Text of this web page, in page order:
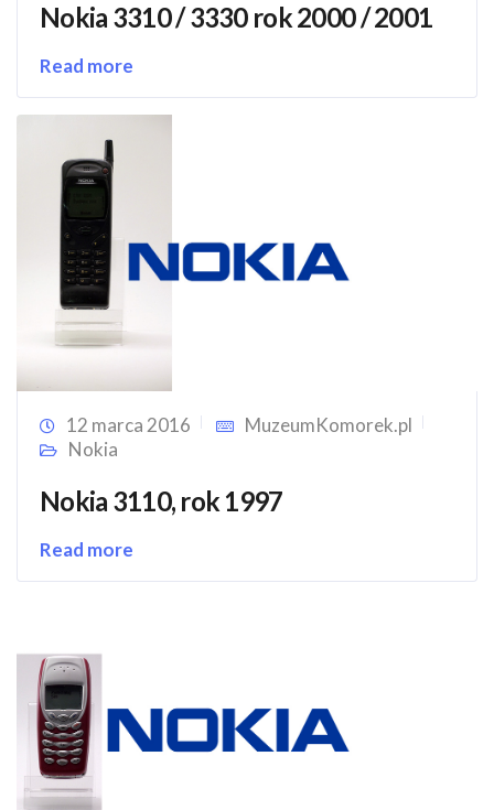
Nokia 3310 / 3330 rok 2000 / 2001
Read more
12 marca 2016
MuzeumKomorek.pl
Nokia
Nokia 3110, rok 1997
Read more